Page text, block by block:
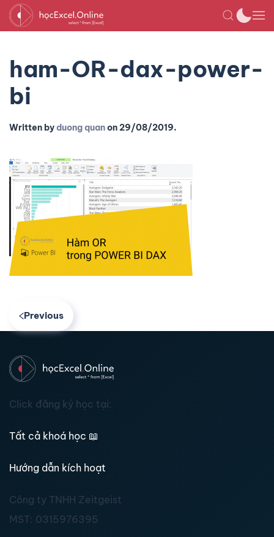
ham-OR-dax-power-
bi
Written byduong quanon29/08/2019.
Previous
Click đăng ký học tại:
Tất cả khoá học 📖
Hướng dẫn kích hoạt
Công ty TNHH Zeitgeist
MST: 0315976395